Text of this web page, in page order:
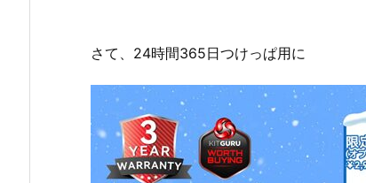
さて、24時間365日つけっぱ用に